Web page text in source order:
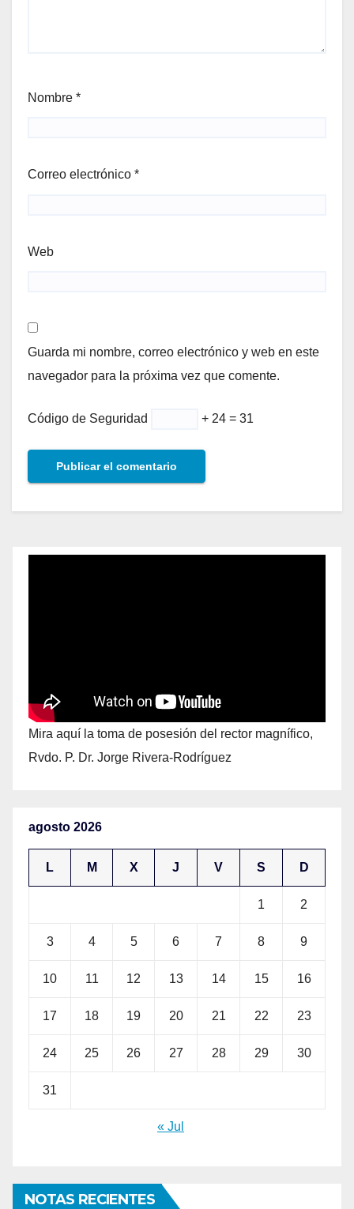
Nombre *
Correo electrónico *
Web
Guarda mi nombre, correo electrónico y web en este
navegador para la próxima vez que comente.
Código de Seguridad + 24 = 31
Mira aquí la toma de posesión del rector magnífico,
Rvdo. P. Dr. Jorge Rivera-Rodríguez
agosto 2026
L M X J V S D
1 2
3 4 5 6 7 8 9
10 11 12 13 14 15 16
17 18 19 20 21 22 23
24 25 26 27 28 29 30
31
« Jul
NOTAS RECIENTES